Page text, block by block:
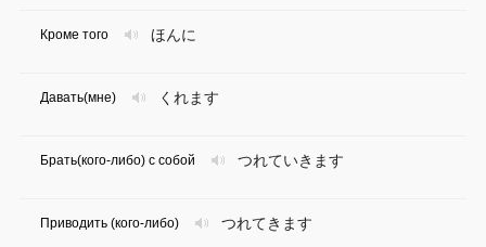
ほんに
Кроме того
くれます
Давать(мне)
つれていきます
Брать(кого-либо) с собой
つれてきます
Приводить (кого-либо)